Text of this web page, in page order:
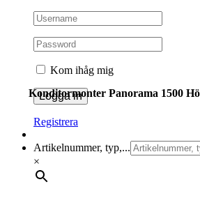
Kom ihåg mig
Registrera
Artikelnummer, typ,...
×
Konditormonter Panorama 1500